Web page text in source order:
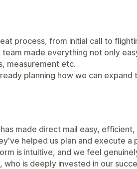
process, from initial call to
team made everything not only
measurement etc.
planning how we can expand
made direct mail easy,
helped us plan and execute a
is intuitive, and we feel
who is deeply invested in our